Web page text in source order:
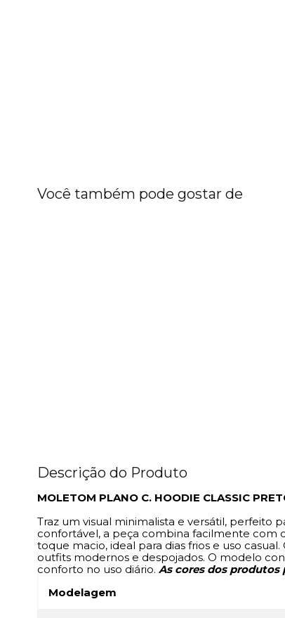
Você também pode gostar de
Descrição do Produto
MOLETOM PLANO C. HOODIE CLASSIC
Traz um visual minimalista e versátil,
confortável, a peça combina facilmente com
toque macio, ideal para dias frios e uso
outfits modernos e despojados. O modelo
conforto no uso diário. As cores dos produtos
Modelagem